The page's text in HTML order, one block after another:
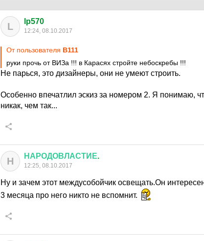
L lp570
12:24, 08.10.2017
От пользователя B111
руки прочь от ВИЗа !!! в Карасях стройте небоскребы !!!
Не парься, это дизайнеры, они не умеют строить.
Особенно впечатлил эскиз за номером 2. Я понимаю,
никак, чем так...
Н НАРОДОВЛАСТИЕ.
12:25, 08.10.2017
Ну и зачем этот междусобойчик освещать.Он
3 месяца про него никто не вспомнит.